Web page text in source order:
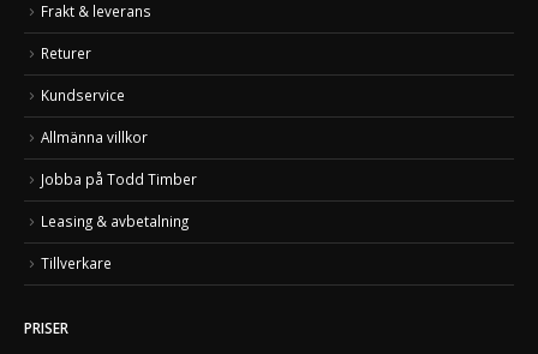
Frakt & leverans
Returer
Kundservice
Allmänna villkor
Jobba på Todd Timber
Leasing & avbetalning
Tillverkare
PRISER